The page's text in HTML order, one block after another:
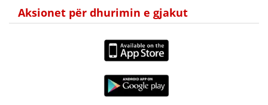
Aksionet për dhurimin e gjakut